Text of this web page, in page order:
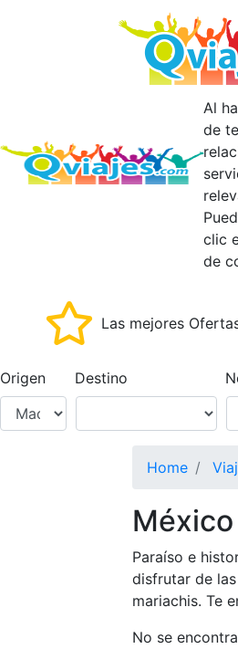
Al
de
clic
de
Las mejores
Origen Destino
Home
México
Paraíso e
disfrutar de
mariachis. Te
No se